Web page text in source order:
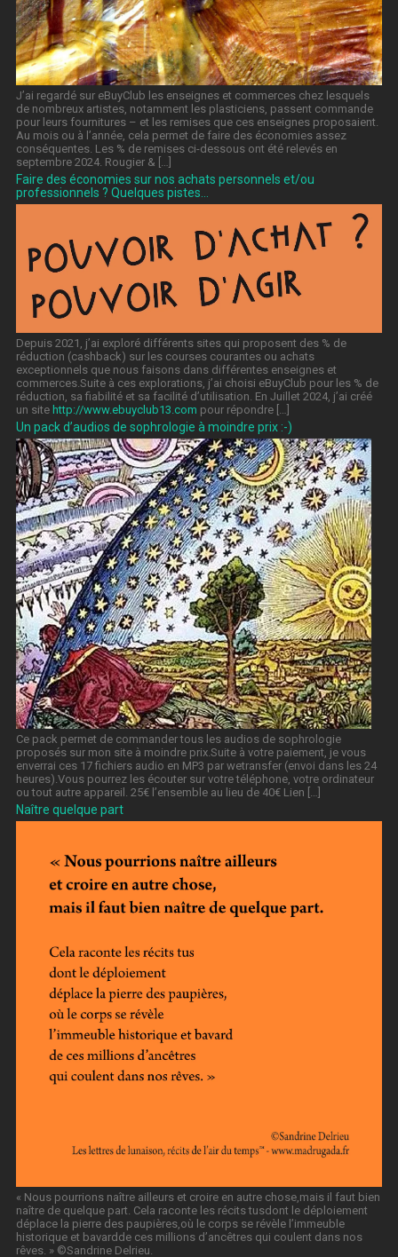
J’ai regardé sur eBuyClub les enseignes et commerces chez lesquels
de nombreux artistes, notamment les plasticiens, passent commande
pour leurs fournitures – et les remises que ces enseignes proposaient.
Au mois ou à l’année, cela permet de faire des économies assez
conséquentes. Les % de remises ci-dessous ont été relevés en
septembre 2024. Rougier & […]
Faire des économies sur nos achats personnels et/ou
professionnels ? Quelques pistes…
Depuis 2021, j’ai exploré différents sites qui proposent des % de
réduction (cashback) sur les courses courantes ou achats
exceptionnels que nous faisons dans différentes enseignes et
commerces.Suite à ces explorations, j’ai choisi eBuyClub pour les % de
réduction, sa fiabilité et sa facilité d’utilisation. En Juillet 2024, j’ai créé
un site http://www.ebuyclub13.com pour répondre […]
Un pack d’audios de sophrologie à moindre prix :-)
Ce pack permet de commander tous les audios de sophrologie
proposés sur mon site à moindre prix.Suite à votre paiement, je vous
enverrai ces 17 fichiers audio en MP3 par wetransfer (envoi dans les 24
heures).Vous pourrez les écouter sur votre téléphone, votre ordinateur
ou tout autre appareil. 25€ l’ensemble au lieu de 40€ Lien […]
Naître quelque part
« Nous pourrions naître ailleurs et croire en autre chose,mais il faut bien
naître de quelque part. Cela raconte les récits tusdont le déploiement
déplace la pierre des paupières,où le corps se révèle l’immeuble
historique et bavardde ces millions d’ancêtres qui coulent dans nos
rêves. » ©️Sandrine Delrieu.